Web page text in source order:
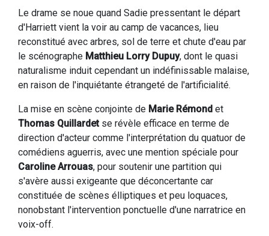
Le drame se noue quand Sadie pressentant le départ
d'Harriett vient la voir au camp de vacances, lieu
reconstitué avec arbres, sol de terre et chute d'eau par
le scénographe Matthieu Lorry Dupuy, dont le quasi
naturalisme induit cependant un indéfinissable malaise,
en raison de l'inquiétante étrangeté de l'artificialité.
La mise en scène conjointe de Marie Rémond et
Thomas Quillardetse révèle efficace en terme de
direction d'acteur comme l'interprétation du quatuor de
comédiens aguerris, avec une mention spéciale pour
Caroline Arrouas, pour soutenir une partition qui
s'avère aussi exigeante que déconcertante car
constituée de scènes élliptiques et peu loquaces,
nonobstant l'intervention ponctuelle d'une narratrice en
voix-off.